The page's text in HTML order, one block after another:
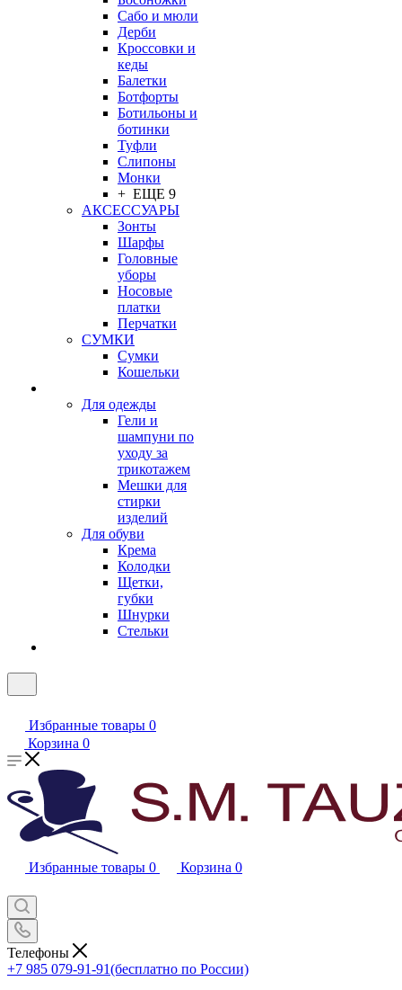
Сабо и мюли
Дерби
Кроссовки и
кеды
Балетки
Ботфорты
Ботильоны и
ботинки
Туфли
Слипоны
Монки
+ ЕЩЕ 9
АКСЕССУАРЫ
Зонты
Шарфы
Головные
уборы
Носовые
платки
Перчатки
СУМКИ
Сумки
Кошельки
Для одежды
Гели и
шампуни по
уходу за
трикотажем
Мешки для
стирки
изделий
Для обуви
Крема
Колодки
Щетки,
губки
Шнурки
Стельки
Избранные товары 0
Корзина 0
Избранные товары 0 Корзина 0
Телефоны
+7 985 079-91-91(бесплатно по России)